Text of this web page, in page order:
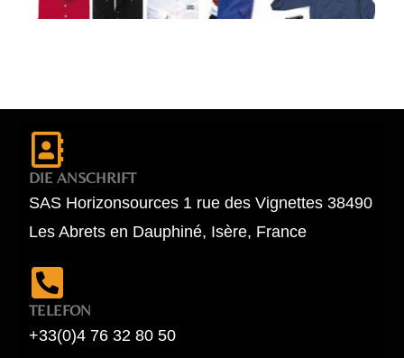
DIE ANSCHRIFT
SAS Horizonsources 1 rue des Vignettes 38490
Les Abrets en Dauphiné, Isère, France
TELEFON
+33(0)4 76 32 80 50